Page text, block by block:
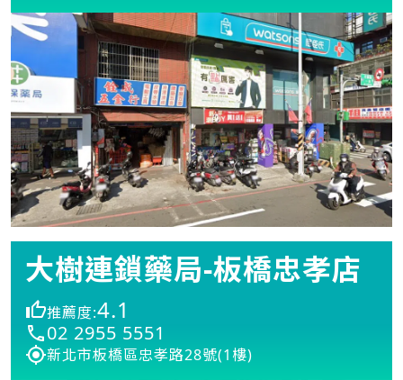
大樹連鎖藥局-板橋忠孝店
推薦度:4.1
02 2955 5551
新北市板橋區忠孝路28號(1樓)